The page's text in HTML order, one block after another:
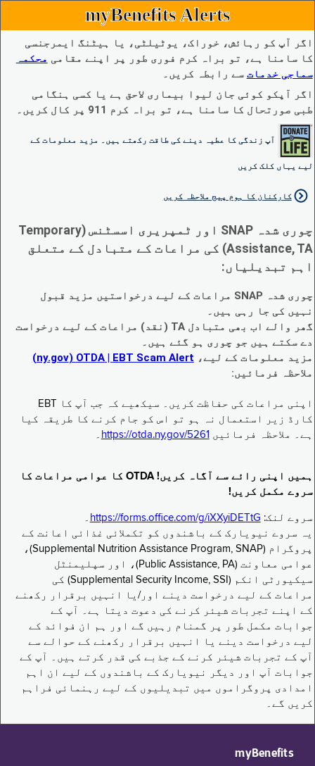
myBenefits Alerts
اگر آپ کو رہائش، خوراک، یوٹیلٹی، یا ہیٹنگ ایمرجنسی
کا سامنا ہے، تو براہ کرم فوری طور پر اپنے مقامی محکمہ
سماجی خدمات سے رابطہ کریں۔
اگر آپکو کوئی جان لیوا بیماری لاحق ہے یا کسی ہنگامی
طبی صورتحال کا سامنا ہے، تو براہ کرم 911 پر کال کریں۔
آپ زندگی کا عطیہ دینے کی طاقت رکھتے ہیں۔ مزید معلومات کے
لیے یہاں کلک کریں
کارکنان کا ہوم پیج ملاحظہ کریں
چوری شدہ SNAP اور ٹمپریری اسسٹنس (Temporary
Assistance, TA) کی مراعات کے متبادل کے متعلق
اہم تبدیلیاں:
چوری شدہ SNAP مراعات کے لیے درخواستیں مزید قبول
نہیں کی جا رہی ہیں۔
گھر والے اب بھی متبادل TA (نقد) مراعات کے لیے درخواست
دے سکتے ہیں جو چوری ہو گئے ہیں۔
مزید معلومات کے لیے، EBT Scam Alert ‏| OTDA ‏(ny.gov)
ملاحظہ فرمائیں:
اپنی مراعات کی حفاظت کریں۔ سیکھیے کہ جب آپ کا EBT
کارڈ زیر استعمال نہ ہو تو اس کو جام کرنے کا طریقہ کیا
ہے۔ ملاحظہ فرمائیں https://otda.ny.gov/5261 ۔
ہمیں اپنی رائے سے آگاہ کریں! OTDA کا عوامی مراعات کا
سروے مکمل کریں!
سروے لنک: https://forms.office.com/g/iXXyiDETtG ۔
یہ سروے نیویارک کے باشندوں کو تکملائی غذائی اعانت کے
پروگرام (Supplemental Nutrition Assistance Program, SNAP)،
عوامی معاونت (Public Assistance, PA)، اور سپلیمنٹل
سیکیورٹی انکم (Supplemental Security Income, SSI) کی
مراعات کے لیے درخواست دینے اور/یا انہیں برقرار رکھنے
کے اپنے تجربات شیئر کرنے کی دعوت دیتا ہے۔ آپ کے
جوابات مکمل طور پر گمنام رہیں گے اور ہم ان فوائد کے
لیے درخواست دینے یا انہیں برقرار رکھنے کے حوالے سے
آپ کے تجربات شیئر کرنے کے جذبے کی قدر کرتے ہیں۔ آپ کے
جوابات آپ اور دیگر نیویارک کے باشندوں کے لیے ان اہم
امدادی پروگراموں میں تبدیلیوں کے لیے رہنمائی فراہم
کریں گے۔
myBenefits